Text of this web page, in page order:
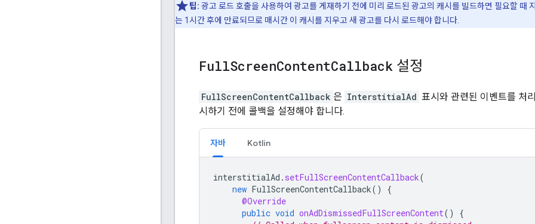
팁: 광고 로드 호출을 사용하여 광고를 게재하기 전에 미리 로드된 광고의 캐시를 빌드하면 필요할 때
는 1시간 후에 만료되므로 매시간 이 캐시를 지우고 새 광고를 다시 로드해야 합니다.
FullScreenContentCallback 설정
FullScreenContentCallback 은 InterstitialAd 표시와 관련된 이벤트를 처
시하기 전에 콜백을 설정해야 합니다.
자바 Kotlin
interstitialAd . setFullScreenContentCallback(
new FullScreenContentCallback()
{
@Override
public void onAdDismissedFullScreenContent()
{